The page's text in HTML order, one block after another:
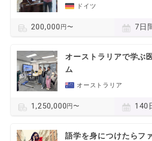
ドイツ
200,000 円〜 7日
オーストラリアで学ぶ
ム
オーストラリア
1,250,000 円〜 140
語学を身につけたらフ